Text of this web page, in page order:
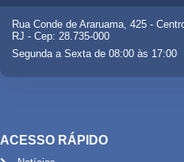
Rua Conde de Araruama, 425 -
RJ - Cep: 28.735-000
Segunda a Sexta de 08:00 às 17:00
ACESSO RÁPIDO